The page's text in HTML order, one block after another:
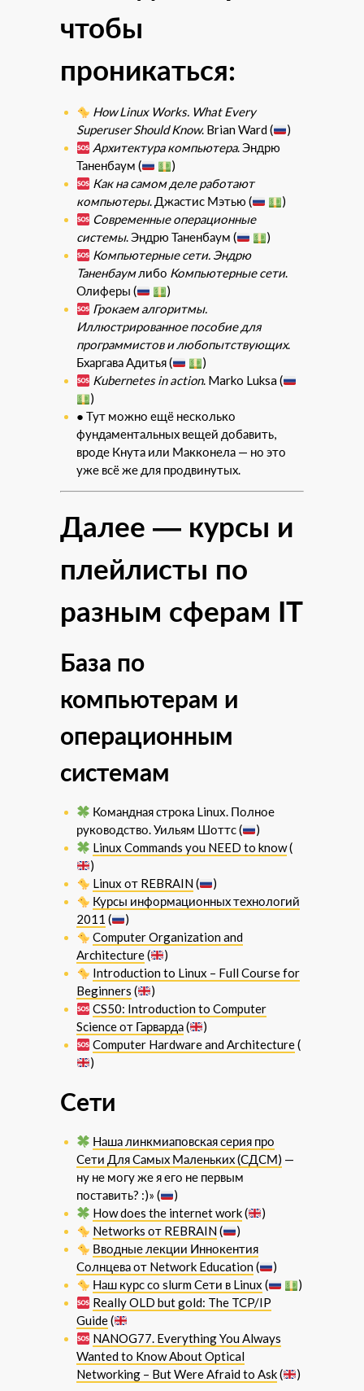
чтобы
проникаться:
How Linux Works. What Every
Superuser Should Know. Brian Ward (
)
Архитектура компьютера. Эндрю
Таненбаум (
)
Как на самом деле работают
компьютеры. Джастис Мэтью (
)
Современные операционные
системы. Эндрю Таненбаум (
)
Компьютерные сети. Эндрю
Таненбаумлибо Компьютерные сети.
Олиферы (
)
Грокаем алгоритмы.
Иллюстрированное пособие для
программистов и любопытствующих.
Бхаргава Адитья (
)
Kubernetes in action. Marko Luksa (
)
● Тут можно ещё несколько
фундаментальных вещей добавить,
вроде Кнута или Макконела — но это
уже всё же для продвинутых.
Далее — курсы и
плейлисты по
разным сферам IT
База по
компьютерам и
операционным
системам
Командная строка Linux. Полное
руководство. Уильям Шоттс (
)
Linux Commands you NEED to know(
)
Linux от REBRAIN(
)
Курсы информационных технологий
2011 (
)
Computer Organization and
Architecture(
)
Introduction to Linux – Full Course for
Beginners (
)
CS50: Introduction to Computer
Science от Гарварда(
)
Computer Hardware and Architecture(
)
Сети
Наша линкмиаповская серия про
Сети Для Самых Маленьких (СДСМ) —
ну не могу же я его не первым
поставить? :)» (
)
How does the internet work(
)
Networks от REBRAIN(
)
Вводные лекции Иннокентия
Солнцева от Network Education(
)
Наш курс со slurm Сети в Linux (
)
Really OLD but gold: The TCP/IP
Guide(
NANOG77. Everything You Always
Wanted to Know About Optical
Networking – But Were Afraid to Ask( )